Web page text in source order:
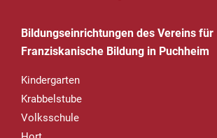
Bildungseinrichtungen des Vereins für
Franziskanische Bildung in Puchheim
Kindergarten
Krabbelstube
Volksschule